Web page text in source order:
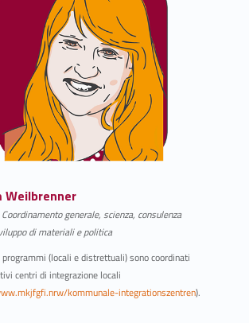
Weilbrenner
generale, scienza, consulenza
di materiali e politica
programmi (locali e distrettuali) sono coordinati
centri di integrazione locali
kommunale-integrationszentren).